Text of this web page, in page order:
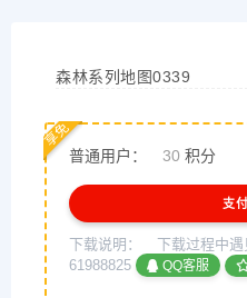
森林系列地图0339
普通用户： 30 积分
享免
支
下载说明：
下载过程中遇
61988825
QQ客服